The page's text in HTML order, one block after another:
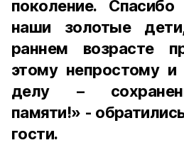
поколение.
наши золотые
раннем возрасте
этому непростому
делу –
памяти!» -
гости.